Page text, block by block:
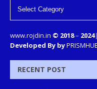
www.rojdin.in © 2018– 2024|
Developed By by
RECENT POST